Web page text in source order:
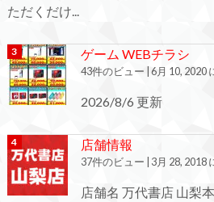
ただくだけ...
ゲーム WEBチラシ
43件のビュー 6月 10, 2020
2026/8/6 更新
店舗情報
37件のビュー 3月 28, 2018
店舗名 万代書店 山梨